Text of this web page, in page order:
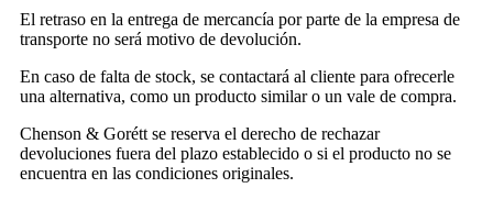
El retraso en la entrega de mercancía por parte de la empresa de
transporte no será motivo de devolución.
En caso de falta de stock, se contactará al cliente para ofrecerle
una alternativa, como un producto similar o un vale de compra.
Chenson & Gorétt se reserva el derecho de rechazar
devoluciones fuera del plazo establecido o si el producto no se
encuentra en las condiciones originales.